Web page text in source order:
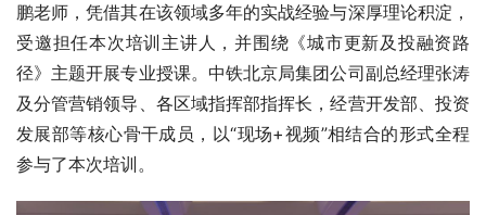
鹏老师，凭借其在该领域多年的实战经验与深厚理论积淀，
受邀担任本次培训主讲人，并围绕《城市更新及投融资路
径》主题开展专业授课。中铁北京局集团公司副总经理张涛
及分管营销领导、各区域指挥部指挥长，经营开发部、投资
发展部等核心骨干成员，以“现场+视频”相结合的形式全程
参与了本次培训。